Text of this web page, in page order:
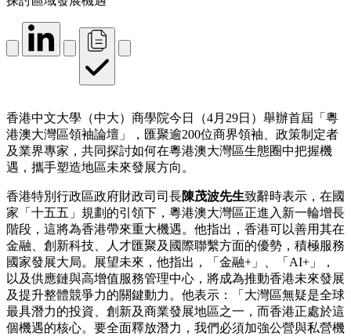
香港中文大學（中大）商學院今日（4月29日）舉辦首屆「粵
港澳大灣區領袖論壇」，匯聚逾200位商界領袖、政策制定者
及業界專家，共同探討如何在粵港澳大灣區生態圈中把握機
遇，攜手塑造地區未來發展方向。
香港特別行政區政府財政司司長陳茂波先生致辭時表示，在國
家「十五五」規劃的引領下，粵港澳大灣區正進入新一輪增長
階段，這將為香港帶來重大機遇。他指出，香港可以善用其在
金融、創新科技、人才匯聚及國際聯繫方面的優勢，積極服務
國家發展大局。展望未來，他指出，「金融+」、「AI+」，
以及供應鏈與高增值服務管理中心，將成為推動香港未來發展
及提升整體競爭力的關鍵動力。他表示：「大灣區無疑是全球
最具潛力的投資、創新及商業發展地區之一，而香港正處於這
個機遇的核心。要全面釋放潛力，我們必須加強公營與私營機